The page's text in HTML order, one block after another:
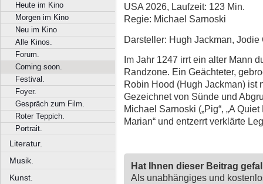
Heute im Kino
Morgen im Kino
Neu im Kino
Alle Kinos.
Forum.
Coming soon.
Festival.
Foyer.
Gespräch zum Film.
Roter Teppich.
Portrait.
Literatur.
Musik.
Kunst.
USA 2026, Laufzeit: 123 Min.
Regie: Michael Sarnoski
Darsteller: Hugh Jackman,
Im Jahr 1247 irrt ein alter Mann
Randzone. Ein Geächteter,
Robin Hood (Hugh Jackman) ist
Gezeichnet von Sünde und
Michael Sarnoski („Pig“, „A
Marian“ und entzerrt verklärte
Hat Ihnen dieser Beitrag
Als unabhängiges und